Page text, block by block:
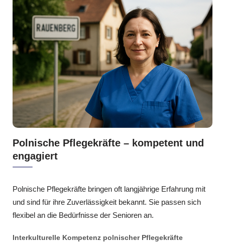
Polnische Pflegekräfte – kompetent und
engagiert
Polnische Pflegekräfte bringen oft langjährige Erfahrung mit
und sind für ihre Zuverlässigkeit bekannt. Sie passen sich
flexibel an die Bedürfnisse der Senioren an.
Interkulturelle Kompetenz polnischer Pflegekräfte